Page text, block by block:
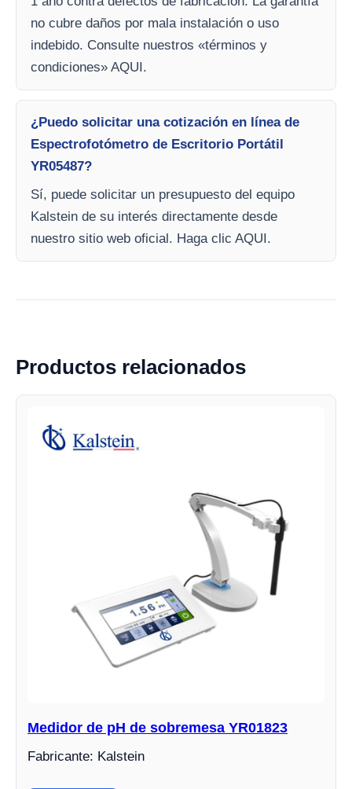
no cubre daños por mala instalación o uso
indebido. Consulte nuestros «términos y
condiciones» AQUI.
¿Puedo solicitar una cotización en línea de
Espectrofotómetro de Escritorio Portátil
YR05487?
Sí, puede solicitar un presupuesto del equipo
Kalstein de su interés directamente desde
nuestro sitio web oficial. Haga clic AQUI.
Productos relacionados
Medidor de pH de sobremesa YR01823
Fabricante: Kalstein